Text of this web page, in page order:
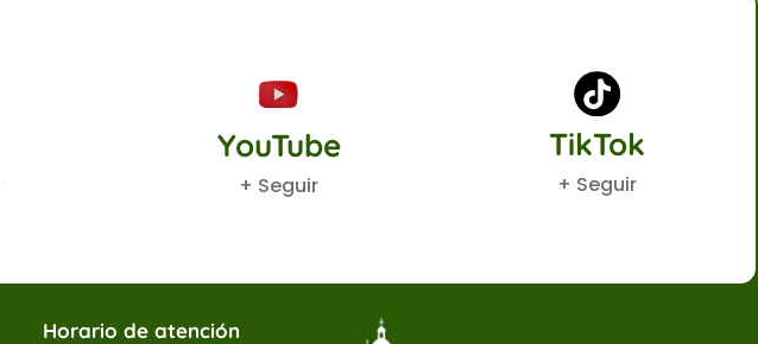
YouTube
+ Seguir
TikTok
+ Seguir
Horario de atención